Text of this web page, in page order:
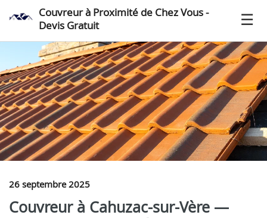
Couvreur à Proximité de Chez Vous -
Devis Gratuit
26 septembre 2025
Couvreur à Cahuzac-sur-Vère —